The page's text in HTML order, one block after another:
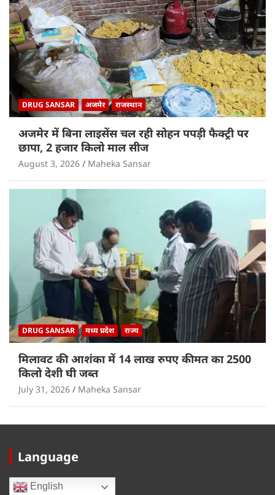
DRUG SANSAR अजमेर राजस्थान
अजमेर में बिना लाइसेंस चल रही सोहन पपड़ी फैक्ट्री पर
छापा, 2 हजार किलो माल सीज
August 3, 2026 Maheka Sansar
DRUG SANSAR मध्य प्रदेश राज्य
मिलावट की आशंका में 14 लाख रुपए कीमत का 2500
किलो देशी घी जब्त
July 31, 2026 Maheka Sansar
Language
English